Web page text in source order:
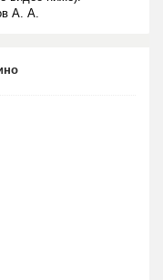
А. А.